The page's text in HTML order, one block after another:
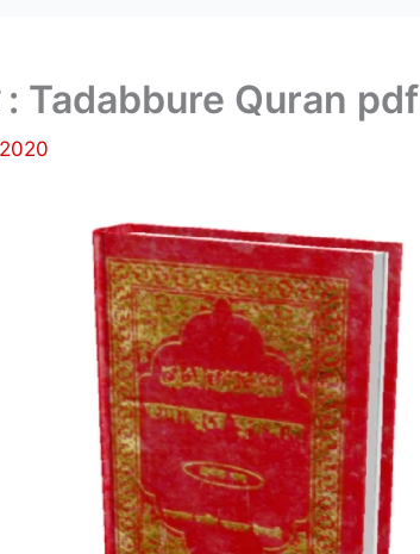
: Tadabbure Quran pdf